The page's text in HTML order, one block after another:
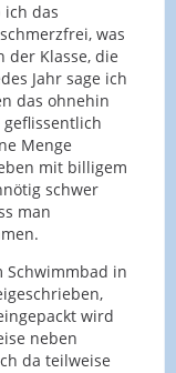
ich das
was
der Klasse, die
Jahr sage ich
das ohnehin
Menge
mit billigem
schwer
man
Schwimmbad in
wird
neben
da teilweise